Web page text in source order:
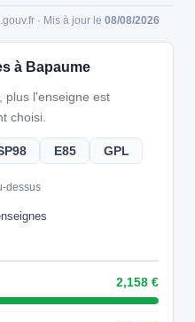
· Mis à jour le 08/08/2026
à Bapaume
plus l'enseigne est
choisi.
E85 GPL
dessus
2,158 €